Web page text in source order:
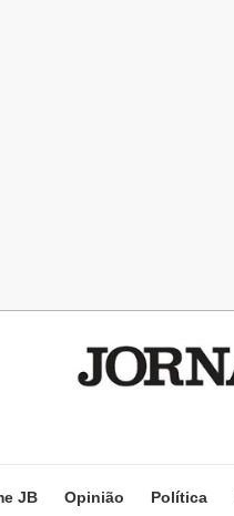
JB Opinião Política